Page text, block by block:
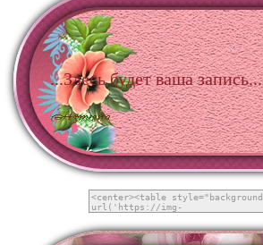
...Здесь будет ваша запись...